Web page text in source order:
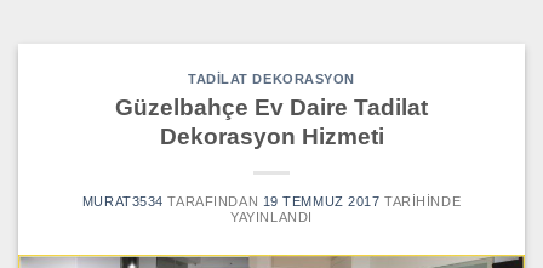
TADILAT DEKORASYON
Güzelbahçe Ev Daire Tadilat
Dekorasyon Hizmeti
MURAT3534 TARAFINDAN 19 TEMMUZ 2017 TARIHINDE
YAYINLANDI